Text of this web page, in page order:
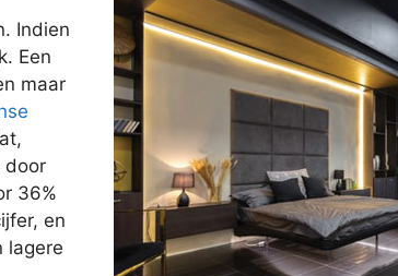
Indien
Een
maar
door
36%
en
lagere